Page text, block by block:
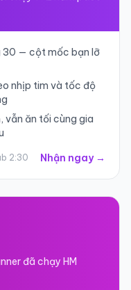
30 — cột mốc bạn lỡ
nhịp tim và tốc độ
vẫn ăn tối cùng gia
2:30 Nhận ngay →
đã chạy HM